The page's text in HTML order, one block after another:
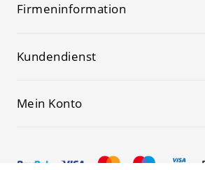
Firmeninformation
Kundendienst
Mein Konto